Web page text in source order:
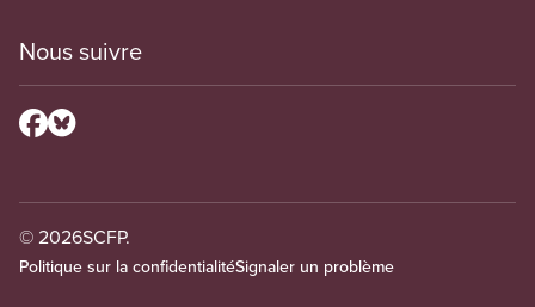
Nous suivre
© 2026SCFP.
Politique sur la confidentialitéSignaler un problème